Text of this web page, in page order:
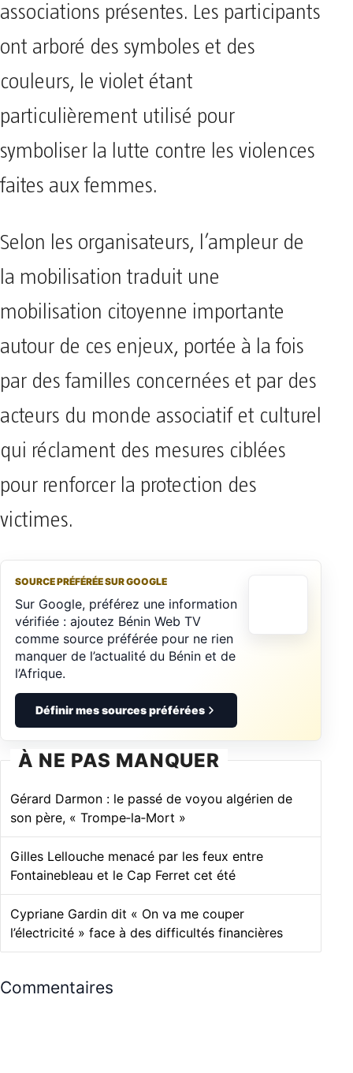
associations présentes. Les participants
ont arboré des symboles et des
couleurs, le violet étant
particulièrement utilisé pour
symboliser la lutte contre les violences
faites aux femmes.
Selon les organisateurs, l’ampleur de
la mobilisation traduit une
mobilisation citoyenne importante
autour de ces enjeux, portée à la fois
par des familles concernées et par des
acteurs du monde associatif et culturel
qui réclament des mesures ciblées
pour renforcer la protection des
victimes.
SOURCE PRÉFÉRÉE SUR GOOGLE
Sur Google, préférez une information
vérifiée : ajoutez Bénin Web TV
comme source préférée pour ne rien
manquer de l’actualité du Bénin et de
l’Afrique.
Définir mes sources préférées
À NE PAS MANQUER
Gérard Darmon : le passé de voyou algérien de
son père, « Trompe‑la‑Mort »
Gilles Lellouche menacé par les feux entre
Fontainebleau et le Cap Ferret cet été
Cypriane Gardin dit « On va me couper
l’électricité » face à des difficultés financières
Commentaires